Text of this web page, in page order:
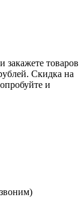
закажете товаров
Скидка на
и